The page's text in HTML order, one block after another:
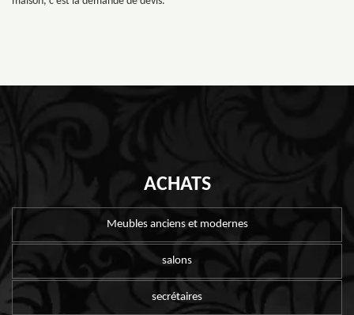
ACHATS
Meubles anciens et modernes
salons
secrétaires